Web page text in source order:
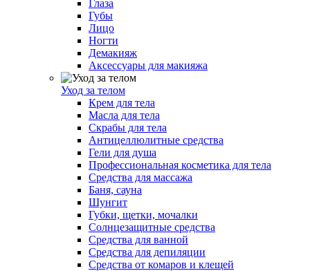
Глаза
Губы
Лицо
Ногти
Демакияж
Аксессуары для макияжа
Уход за телом
Крем для тела
Масла для тела
Скрабы для тела
Антицеллюлитные средства
Гели для душа
Профессиональная косметика для тела
Средства для массажа
Баня, сауна
Шунгит
Губки, щетки, мочалки
Солнцезащитные средства
Средства для ванной
Средства для депиляции
Средства от комаров и клещей